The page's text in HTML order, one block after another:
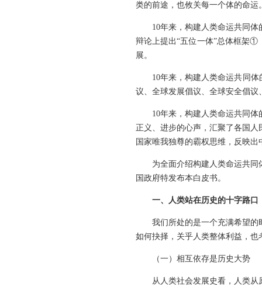
类的前途，也攸关每一个体的命运。
10年来，构建人类命运共同
辩论上提出“五位一体”总体框架①
展。
10年来，构建人类命运共同
议、全球发展倡议、全球安全倡议
10年来，构建人类命运共同
正义、进步的心声，汇聚了各国
国家唯我独尊的霸权思维，反映
为全面介绍构建人类命运共
国政府特发布本白皮书。
一、人类站在历史的十字路口
我们所处的是一个充满希望
如何抉择，关乎人类整体利益，也
（一）相互依存是历史大势
从人类社会发展史看，人类